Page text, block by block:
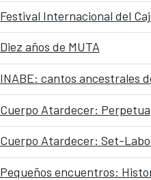
Festival Internacional del
Diez años de MUTA
INABE: cantos ancestrales
Cuerpo Atardecer: Perpetua
Cuerpo Atardecer: Set-
Pequeños encuentros: